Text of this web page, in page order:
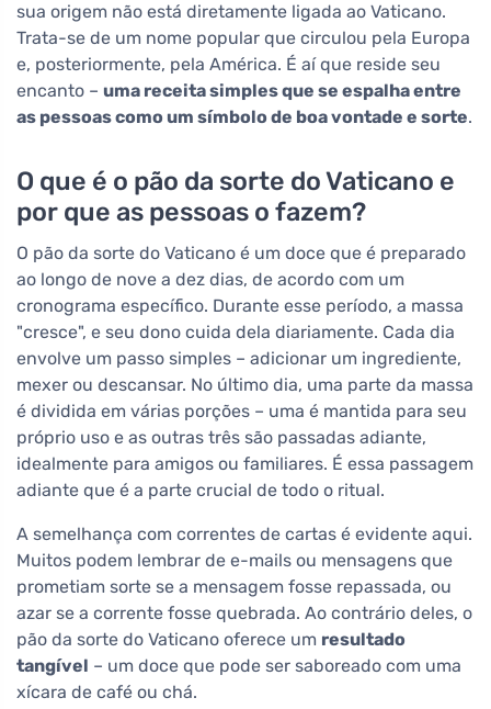
sua origem não está diretamente ligada ao Vaticano.
Trata-se de um nome popular que circulou pela Europa
e, posteriormente, pela América. É aí que reside seu
encanto – uma receita simples que se espalha entre
as pessoas como um símbolo de boa vontade e sorte.
O que é o pão da sorte do Vaticano e
por que as pessoas o fazem?
O pão da sorte do Vaticano é um doce que é preparado
ao longo de nove a dez dias, de acordo com um
cronograma específico. Durante esse período, a massa
"cresce", e seu dono cuida dela diariamente. Cada dia
envolve um passo simples – adicionar um ingrediente,
mexer ou descansar. No último dia, uma parte da massa
é dividida em várias porções – uma é mantida para seu
próprio uso e as outras três são passadas adiante,
idealmente para amigos ou familiares. É essa passagem
adiante que é a parte crucial de todo o ritual.
A semelhança com correntes de cartas é evidente aqui.
Muitos podem lembrar de e-mails ou mensagens que
prometiam sorte se a mensagem fosse repassada, ou
azar se a corrente fosse quebrada. Ao contrário deles, o
pão da sorte do Vaticano oferece um resultado
tangível – um doce que pode ser saboreado com uma
xícara de café ou chá.